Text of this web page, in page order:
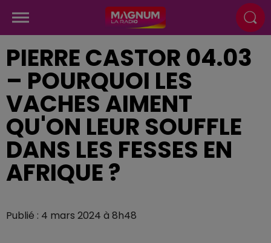
PIERRE CASTOR 04.03
– POURQUOI LES
VACHES AIMENT
QU'ON LEUR SOUFFLE
DANS LES FESSES EN
AFRIQUE ?
Publié : 4 mars 2024 à 8h48